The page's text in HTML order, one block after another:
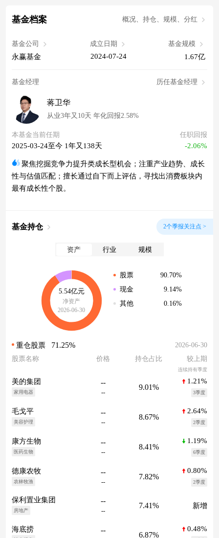
基金档案 概况、持仓、规模、分红
基金公司
永赢基金
成立日期
2024-07-24
基金规模
1.67亿
基金经理 历任基金经理
蒋卫华
从业3年又10天 年化回报2.58%
本基金当前任期
2025-03-24至今 1年又138天
任职回报
-2.06%
聚焦挖掘竞争力提升类成长型机会；注重产业趋势、成长
性与估值匹配；擅长通过自下而上评估，寻找出消费板块内
最有成长性个股。
基金持仓 2个季报关注点 >
资产 行业 规模
5.54亿元
净资产
2026-06-30
股票
90.70%
现金
9.14%
其他
0.16%
重仓股票 71.25%
2026-06-30
股票名称
价格 持仓占比 较上期
连续持有季度
美的集团
家用电器
--
--
9.01%
1.21%
3季度
毛戈平
美容护理
--
--
8.67%
2.64%
2季度
康方生物
医药生物
--
--
8.41%
1.19%
6季度
德康农牧
农林牧渔
--
--
7.82%
0.80%
2季度
保利置业集团
房地产
--
--
7.41% 新增
海底捞 --
6.87%
0.48%